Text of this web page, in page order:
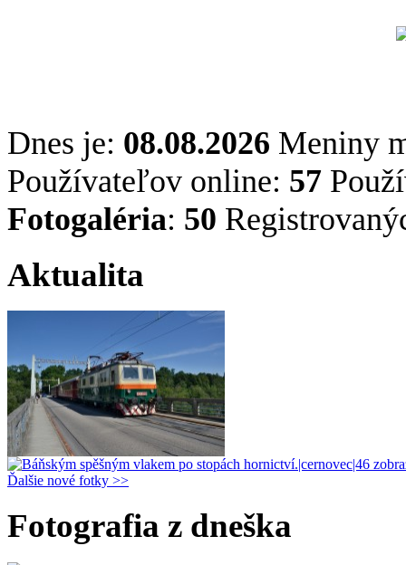
Dnes je: 08.08.2026 Meniny
Používateľov online: 57
Fotogaléria: 50
Aktualita
Ďalšie nové fotky >>
Fotografia z dneška